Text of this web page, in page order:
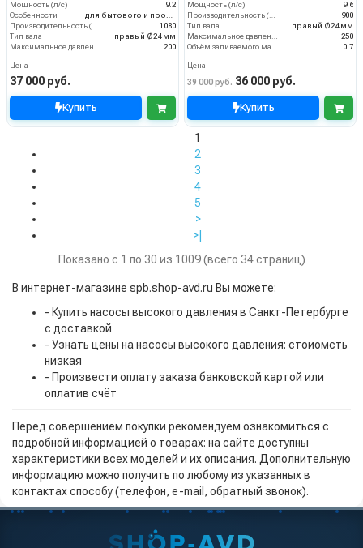
Мощность (л/с)
9.2
Особенности
для бытового и промышленного назначения
Производительность (л/ч)
1080
Тип вала
правый Ø24 мм
Максимальное давление воды (бар)
200
Цена
37 000 руб.
Купить
Мощность (л/с)
9.6
Производительность (л/ч)
900
Тип вала
правый Ø24 мм
Максимальное давление воды (бар)
250
Объём заливаемого масла (л)
0.7
Цена
39 000 руб. 36 000 руб.
Купить
1
2
3
4
5
>
>|
Показано с 1 по 30 из 1009 (всего 34 страниц)
В интернет-магазине spb.shop-avd.ru Вы можете:
- Купить насосы высокого давления в Санкт-Петербурге
с доставкой
- Узнать цены на насосы высокого давления: стоиомсть
низкая
- Произвести оплату заказа банковской картой или
оплатив счёт
Перед совершением покупки рекомендуем ознакомиться с
подробной информацией о товарах: на сайте доступны
характеристики всех моделей и их описания. Дополнительную
информацию можно получить по любому из указанных в
контактах способу (телефон, e-mail, обратный звонок).